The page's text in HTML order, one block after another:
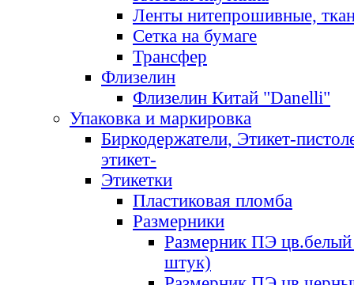
Ленты нитепрошивные,
Сетка на бумаге
Трансфер
Флизелин
Флизелин Китай "Danelli"
Упаковка и маркировка
Биркодержатели, Этикет-
этикет-
Этикетки
Пластиковая пломба
Размерники
Размерник ПЭ цв.белый
штук)